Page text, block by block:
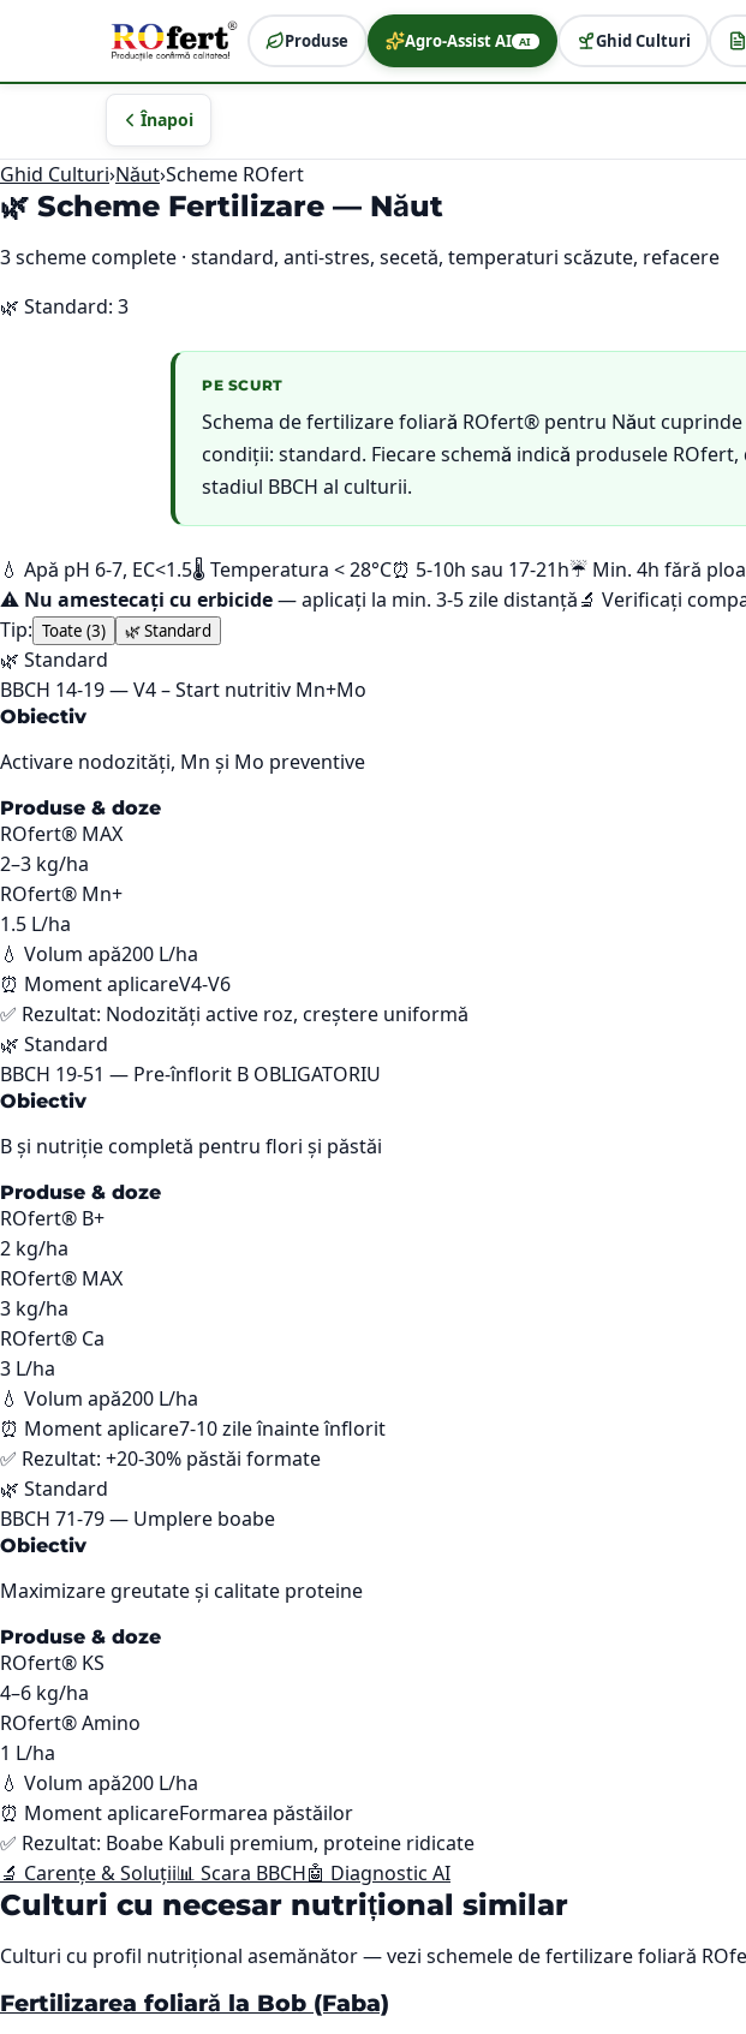
Produse Agro-Assist AI AI Ghid Culturi
Înapoi
Ghid Culturi›Năut›Scheme ROfert
🌿 Scheme Fertilizare — Năut
3scheme complete · standard, anti-stres, secetă, temperaturi scăzute, refacere
🌿 Standard: 3
PE SCURT
Schema de fertilizare foliară ROfert® pentru Năut
condiții: standard. Fiecare schemă indică produsele
stadiul BBCH al culturii.
💧 Apă pH 6-7, EC<1.5🌡️ Temperatura < 28°C⏰ 5-10h sau 17-21h☔ Min. 4h fără
⚠️ Nu amestecați cu erbicide— aplicați la min. 3-5 zile distanță🔬 Verificați
Tip: Toate (3) 🌿Standard
🌿 Standard
BBCH 14-19—V4 – Start nutritiv Mn+Mo
Obiectiv
Activare nodozități, Mn și Mo preventive
Produse & doze
ROfert® MAX
2–3 kg/ha
ROfert® Mn+
1.5 L/ha
💧 Volum apă200 L/ha
⏰ Moment aplicareV4-V6
✅ Rezultat: Nodozități active roz, creștere uniformă
🌿 Standard
BBCH 19-51 — Pre-înflorit B OBLIGATORIU
Obiectiv
B și nutriție completă pentru flori și păstăi
Produse & doze
ROfert® B+
2 kg/ha
ROfert® MAX
3 kg/ha
ROfert® Ca
3 L/ha
💧 Volum apă200 L/ha
⏰ Moment aplicare7-10 zile înainte înflorit
✅ Rezultat: +20-30% păstăi formate
🌿 Standard
BBCH 71-79— Umplere boabe
Obiectiv
Maximizare greutate și calitate proteine
Produse & doze
ROfert® KS
4–6 kg/ha
ROfert® Amino
1 L/ha
💧 Volum apă200 L/ha
⏰ Moment aplicareFormarea păstăilor
✅ Rezultat: Boabe Kabuli premium, proteine ridicate
🔬 Carențe & Soluții📊 Scara BBCH🤖 Diagnostic AI
Culturi cu necesar nutrițional similar
Culturi cu profil nutrițional asemănător — vezi schemele de fertilizare foliară
Fertilizarea foliară la Bob (Faba)